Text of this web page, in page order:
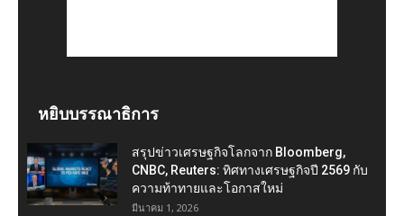
หยิบบรรณาธิการ
สรุปข่าวเศรษฐกิจโลกจาก Bloomberg,
CNBC, Reuters: ทิศทางเศรษฐกิจปี 2569 กับ
ความท้าทายและโอกาสใหม่
มีนาคม 1, 2026